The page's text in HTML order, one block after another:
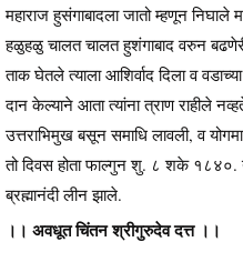
महाराज हुसंगाबादला जातो म्हणून निघाले
हळुहळु चालत चालत हुशंगाबाद वरुन
ताक घेतले त्याला आशिर्वाद दिला व
दान केल्याने आता त्यांना त्राण राहीले
उत्तराभिमुख बसून समाधि लावली, व
तो दिवस होता फाल्गुन शु. ८ शके १८४०.
ब्रह्मानंदी लीन झाले.
।। अवधूत चिंतन श्रीगुरुदेव दत्त ।।